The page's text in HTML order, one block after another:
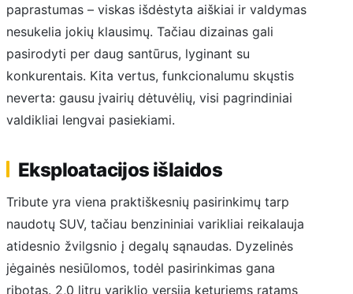
paprastumas – viskas išdėstyta aiškiai ir valdymas
nesukelia jokių klausimų. Tačiau dizainas gali
pasirodyti per daug santūrus, lyginant su
konkurentais. Kita vertus, funkcionalumu skųstis
neverta: gausu įvairių dėtuvėlių, visi pagrindiniai
valdikliai lengvai pasiekiami.
Eksploatacijos išlaidos
Tribute yra viena praktiškesnių pasirinkimų tarp
naudotų SUV, tačiau benzininiai varikliai reikalauja
atidesnio žvilgsnio į degalų sąnaudas. Dyzelinės
jėgainės nesiūlomos, todėl pasirinkimas gana
ribotas. 2,0 litrų variklio versija keturiems ratams